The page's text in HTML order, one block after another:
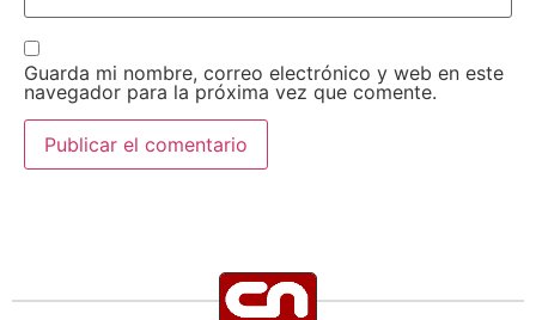
Guarda mi nombre, correo electrónico y web en este
navegador para la próxima vez que comente.